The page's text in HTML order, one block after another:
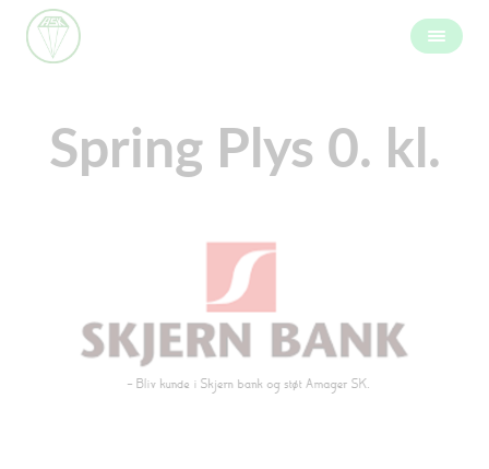
Spring Plys 0. kl.